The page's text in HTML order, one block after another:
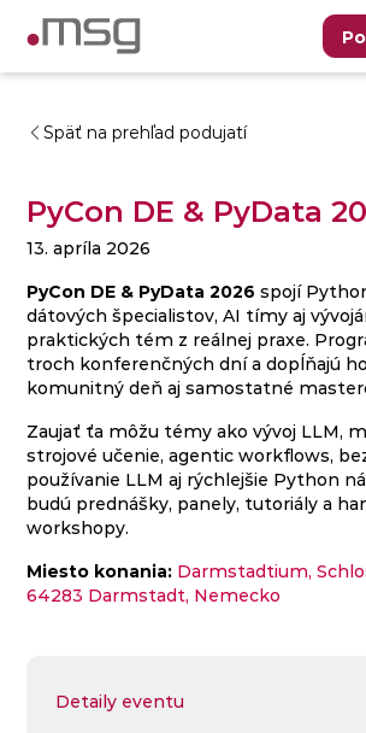
Späť na prehľad podujatí
PyCon DE & PyData
13. apríla 2026
PyCon DE & PyData 2026 spojí
dátových špecialistov, AI tímy aj
praktických tém z reálnej praxe.
troch konferenčných dní a dopĺňajú
komunitný deň aj samostatné
Zaujať ťa môžu témy ako vývoj LLM,
strojové učenie, agentic workflows,
používanie LLM aj rýchlejšie Python
budú prednášky, panely, tutoriály a
workshopy.
Miesto konania: Darmstadtium,
64283 Darmstadt, Nemecko
Detaily eventu